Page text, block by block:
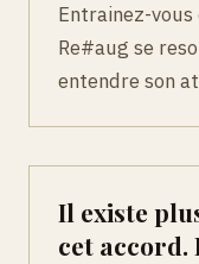
Entrainez-
Re#aug se
entendre son
Il existe
cet accord.